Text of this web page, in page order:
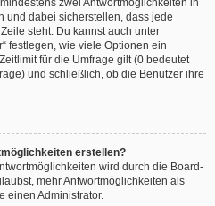
zwei Antwortmöglichkeiten in
und dabei sicherstellen, dass jede
steht. Du kannst auch unter
festlegen, wie viele Optionen ein
für die Umfrage gilt (0 bedeutet
und schließlich, ob die Benutzer ihre
erstellen?
wird durch die Board-
mehr Antwortmöglichkeiten als
einen Administrator.